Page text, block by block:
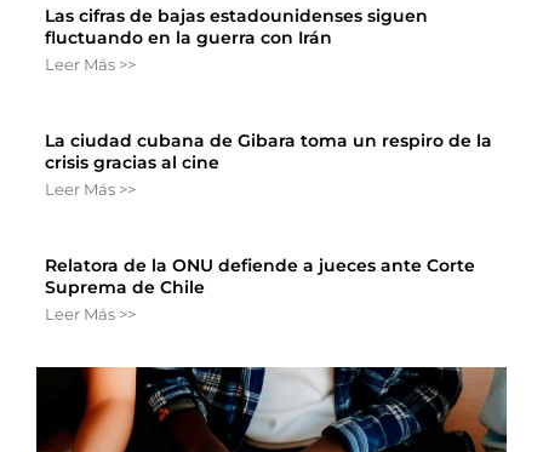
Las cifras de bajas estadounidenses siguen
fluctuando en la guerra con Irán
Leer Más >>
La ciudad cubana de Gibara toma un respiro de la
crisis gracias al cine
Leer Más >>
Relatora de la ONU defiende a jueces ante Corte
Suprema de Chile
Leer Más >>